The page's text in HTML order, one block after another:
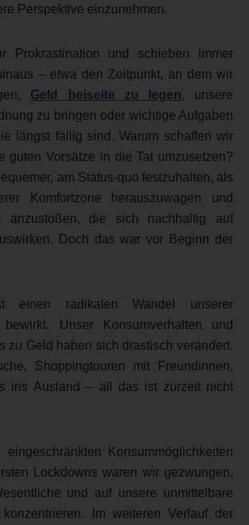
Perspektive einzunehmen.
Prokrastination und schieben immer
– etwa den Zeitpunkt, an dem wir
Geld beiseite zu legen, unsere
zu bringen oder wichtige Aufgaben
längst fällig sind. Warum schaffen wir
guten Vorsätze in die Tat umzusetzen?
am Status-quo festzuhalten, als
Komfortzone herauszuwagen und
anzustoßen, die sich nachhaltig auf
Doch das war vor Beginn der
einen radikalen Wandel unserer
bewirkt. Unser Konsumverhalten und
zu Geld haben sich drastisch verändert.
Shoppingtouren mit Freundinnen,
ins Ausland – all das ist zurzeit nicht
eingeschränkten Konsummöglichkeiten
Lockdowns waren wir gezwungen,
und auf unsere unmittelbare
Im weiteren Verlauf der